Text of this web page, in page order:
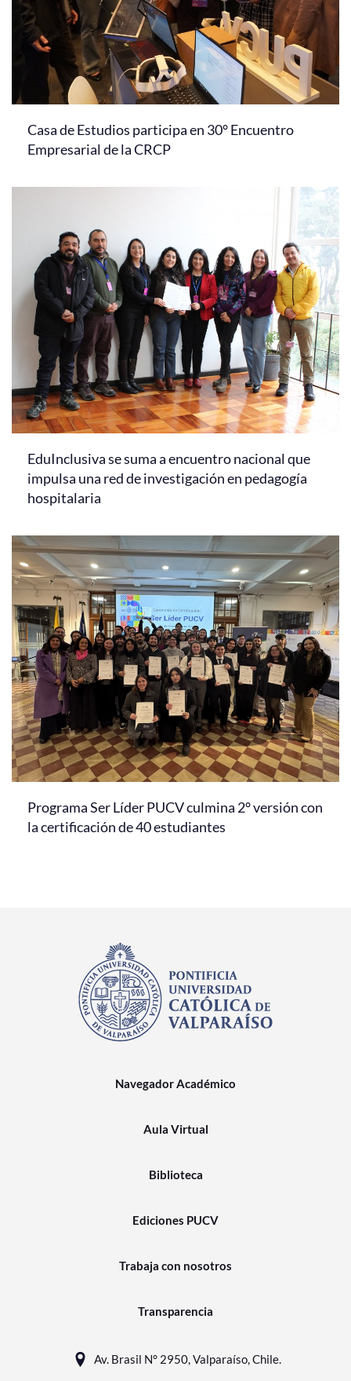
Casa de Estudios participa en 30° Encuentro
Empresarial de la CRCP
EduInclusiva se suma a encuentro nacional que
impulsa una red de investigación en pedagogía
hospitalaria
Programa Ser Líder PUCV culmina 2° versión con
la certificación de 40 estudiantes
Navegador Académico
Aula Virtual
Biblioteca
Ediciones PUCV
Trabaja con nosotros
Transparencia
Av. Brasil N° 2950, Valparaíso, Chile.